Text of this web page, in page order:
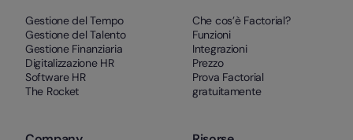
Gestione del Tempo
Gestione del Talento
Gestione Finanziaria
Digitalizzazione HR
Software HR
The Rocket
Che cos’è Factorial?
Funzioni
Integrazioni
Prezzo
Prova Factorial
gratuitamente